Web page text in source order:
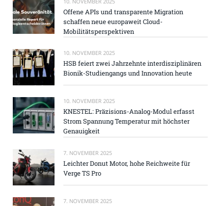
Offene APIs und transparente Migration
schaffen neue europaweit Cloud-
Mobilitätsperspektiven
10. NOVEMBER 2025
HSB feiert zwei Jahrzehnte interdisziplinären
Bionik-Studiengangs und Innovation heute
10. NOVEMBER 2025
KNESTEL: Präzisions-Analog-Modul erfasst
Strom Spannung Temperatur mit höchster
Genauigkeit
7. NOVEMBER 2025
Leichter Donut Motor, hohe Reichweite für
Verge TS Pro
7. NOVEMBER 2025